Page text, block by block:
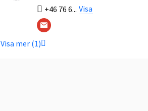
+46 76 6... Visa
Visa mer (1)